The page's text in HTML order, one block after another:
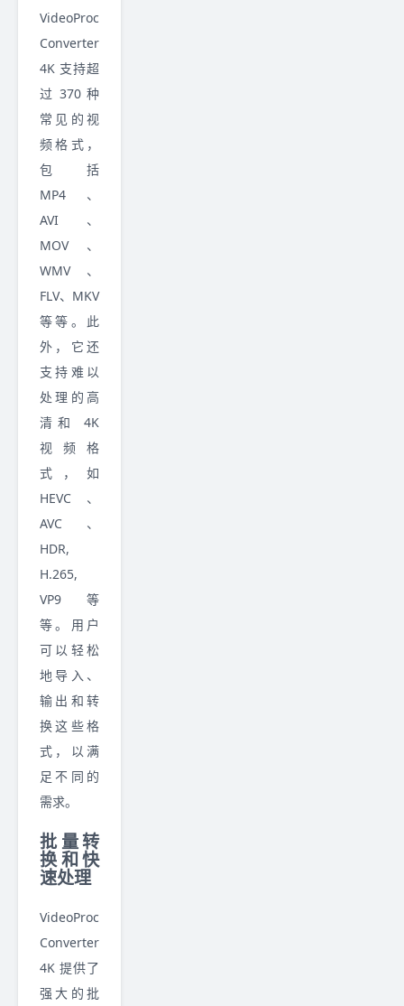
VideoProc
Converter
4K 支持超
过 370 种
常见的视
频格式，
包括
MP4、
AVI、
MOV、
WMV、
FLV、MKV
等等。此
外，它还
支持难以
处理的高
清和 4K
视频格
式，如
HEVC、
AVC、
HDR,
H.265,
VP9 等
等。用户
可以轻松
地导入、
输出和转
换这些格
式，以满
足不同的
需求。
批量转
换和快
速处理
VideoProc
Converter
4K 提供了
强大的批